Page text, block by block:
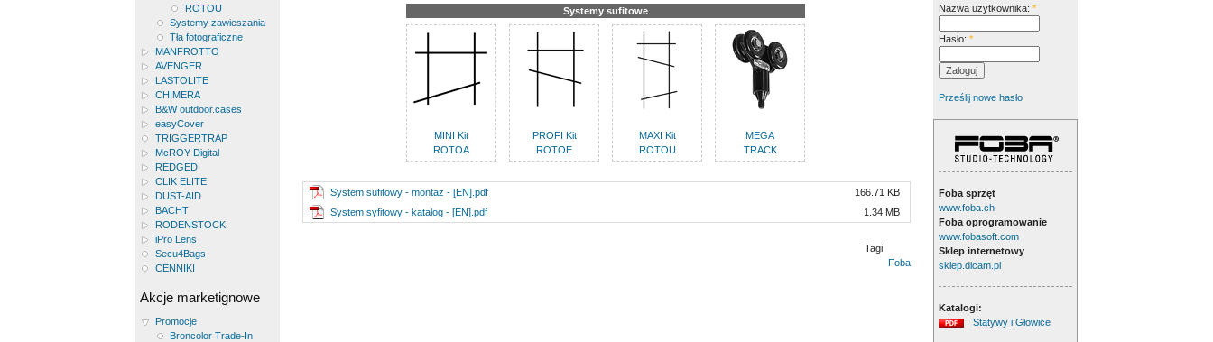
ROTOU
Systemy zawieszania
Tła fotograficzne
MANFROTTO
AVENGER
LASTOLITE
CHIMERA
B&W outdoor.cases
easyCover
TRIGGERTRAP
McROY Digital
REDGED
CLIK ELITE
DUST-AID
BACHT
RODENSTOCK
iPro Lens
Secu4Bags
CENNIKI
Akcje marketignowe
Promocje
Broncolor Trade-In
Systemy sufitowe
MINI Kit
ROTOA
PROFI Kit
ROTOE
MAXI Kit
ROTOU
MEGA
TRACK
System sufitowy - montaż - [EN].pdf
166.71 KB
System syfitowy - katalog - [EN].pdf
1.34 MB
Tagi
Foba
Nazwa użytkownika: *
Hasło: *
Prześlij nowe hasło
Foba sprzęt
www.foba.ch
Foba oprogramowanie
www.fobasoft.com
Sklep internetowy
sklep.dicam.pl
Katalogi:
Statywy i Głowice